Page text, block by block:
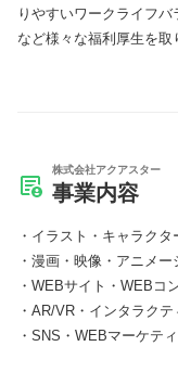
りやすいワークライフ
など様々な福利厚生を取
株式会社アクアスター
事業内容
イラスト・キャラク
漫画・映像・アニメー
WEBサイト・WEBコ
AR/VR・インタラク
SNS・WEBマーケテ